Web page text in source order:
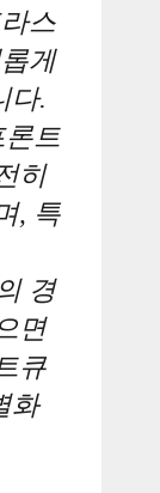
스
게
다.
론트
히
, 특
경
면
큐
화